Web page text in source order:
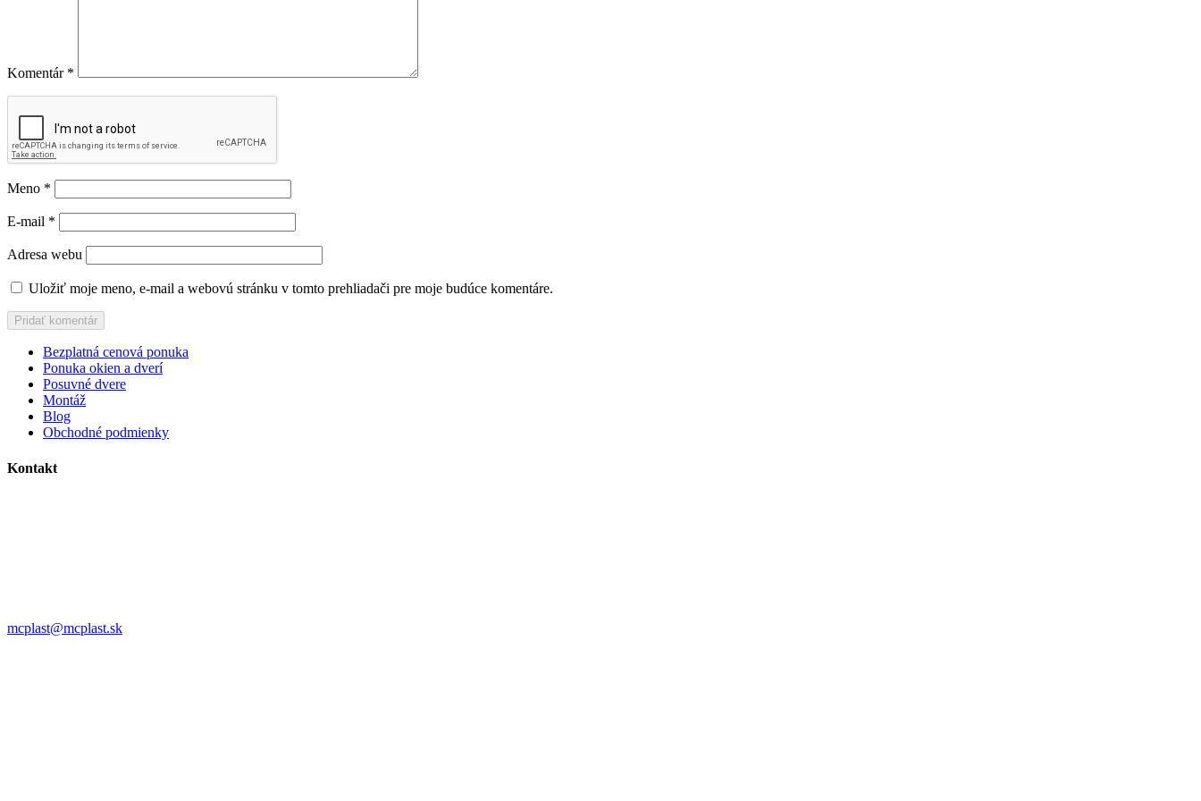
Komentár *
Meno *
E-mail *
Adresa webu
Uložiť moje meno, e-mail a webovú stránku v tomto prehliadači pre moje budúce komentáre.
Bezplatná cenová ponuka
Ponuka okien a dverí
Posuvné dvere
Montáž
Blog
Obchodné podmienky
Kontakt
mcplast@mcplast.sk